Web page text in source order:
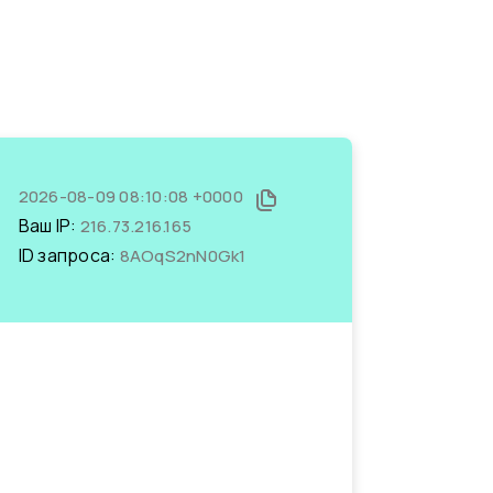
2026-08-09 08:10:08 +0000
Ваш IP: 216.73.216.165
ID запроса: 8AOqS2nN0Gk1